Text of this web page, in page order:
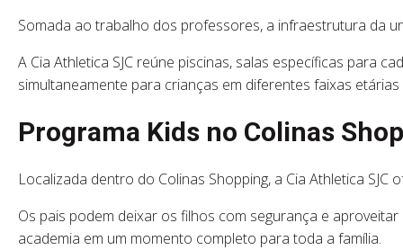
Somada ao trabalho dos professores, a infraestrutura da
A Cia Athletica SJC reúne piscinas, salas específicas para
simultaneamente para crianças em diferentes faixas
Programa Kids no Colinas
Localizada dentro do Colinas Shopping, a Cia Athletica
Os pais podem deixar os filhos com segurança e
academia em um momento completo para toda a família.